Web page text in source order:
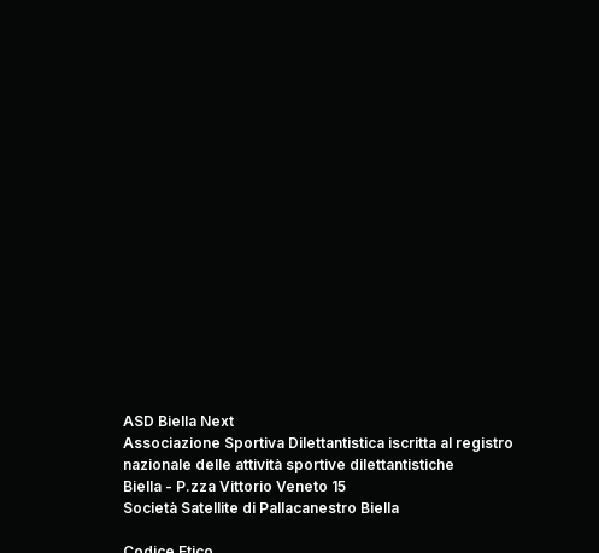
ASD Biella Next
Associazione Sportiva Dilettantistica iscritta al registro
nazionale delle attività sportive dilettantistiche
Biella - P.zza Vittorio Veneto 15
Società Satellite di Pallacanestro Biella